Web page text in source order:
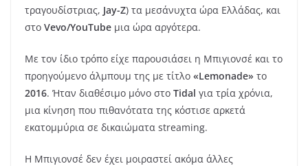
τραγουδίστριας, Jay-Z) τα μεσάνυχτα ώρα Ελλάδας, και
στο Vevo/YouTube μια ώρα αργότερα.
Με τον ίδιο τρόπο είχε παρουσιάσει η Μπιγιονσέ και το
προηγούμενο άλμπουμ της με τίτλο «Lemonade» το
2016. Ήταν διαθέσιμο μόνο στο Tidal για τρία χρόνια,
μια κίνηση που πιθανότατα της κόστισε αρκετά
εκατομμύρια σε δικαιώματα streaming.
Η Μπιγιονσέ δεν έχει μοιραστεί ακόμα άλλες